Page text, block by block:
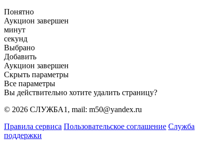
Понятно
Аукцион завершен
минут
секунд
Выбрано
Добавить
Аукцион завершен
Скрыть параметры
Все параметры
Вы действительно хотите удалить страницу?
© 2026 СЛУЖБА1, mail: m50@yandex.ru
Правила сервиса Пользовательское соглашение Служба
поддержки